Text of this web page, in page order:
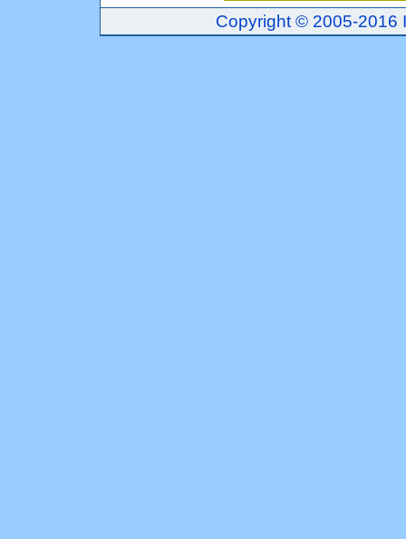
Copyright © 2005-2016